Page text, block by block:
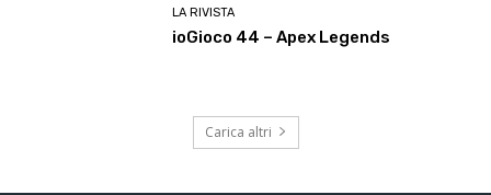
LA RIVISTA
ioGioco 44 – Apex Legends
Carica altri